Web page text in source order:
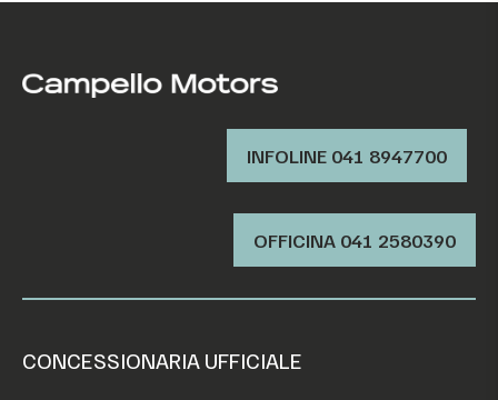
INFOLINE 041 8947700
OFFICINA ‭041 2580390‬
CONCESSIONARIA UFFICIALE